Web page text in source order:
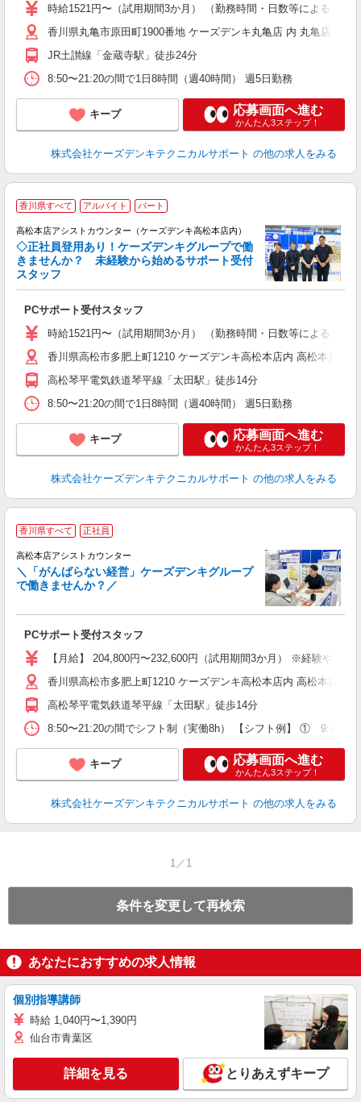
時給1521円〜（試用期間3か月） （勤務時間・日数等による）
香川県丸亀市原田町1900番地 ケーズデンキ丸亀店 内 丸亀店アシ
JR土讃線「金蔵寺駅」徒歩24分
8:50〜21:20の間で1日8時間（週40時間） 週5日勤務
キープ 応募画面へ進む
かんたん3ステップ！
株式会社ケーズデンキテクニカルサポート の他の求人をみる
香川県すべて アルバイト パート
高松本店アシストカウンター（ケーズデンキ高松本店内）
◇正社員登用あり！ケーズデンキグループで働
きませんか？ 未経験から始めるサポート受付
スタッフ
PCサポート受付スタッフ
時給1521円〜（試用期間3か月） （勤務時間・日数等による）
香川県高松市多肥上町1210 ケーズデンキ高松本店内 高松本店ア
高松琴平電気鉄道琴平線「太田駅」徒歩14分
8:50〜21:20の間で1日8時間（週40時間） 週5日勤務
キープ 応募画面へ進む
かんたん3ステップ！
株式会社ケーズデンキテクニカルサポート の他の求人をみる
香川県すべて 正社員
高松本店アシストカウンター
＼「がんばらない経営」ケーズデンキグループ
で働きませんか？／
PCサポート受付スタッフ
【月給】 204,800円〜232,600円（試用期間3か月） ※経験や年
香川県高松市多肥上町1210 ケーズデンキ高松本店内 高松本店
高松琴平電気鉄道琴平線「太田駅」徒歩14分
8:50〜21:20の間でシフト制（実働8h） 【シフト例】 ① 9:20〜
キープ 応募画面へ進む
かんたん3ステップ！
株式会社ケーズデンキテクニカルサポート の他の求人をみる
1／1
条件を変更して再検索
あなたにおすすめの求人情報
個別指導講師
時給 1,040円〜1,390円
仙台市青葉区
詳細を見る とりあえずキープ